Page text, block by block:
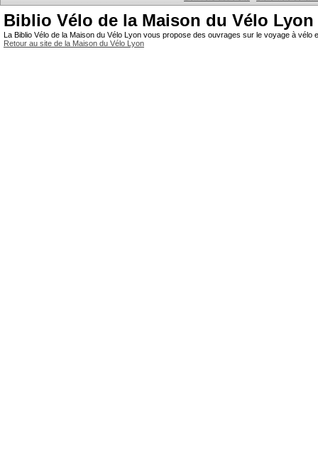
Biblio Vélo de la Maison du Vélo Lyon
La Biblio Vélo de la Maison du Vélo Lyon vous propose des ouvrages sur le voyage à
Retour au site de la Maison du Vélo Lyon